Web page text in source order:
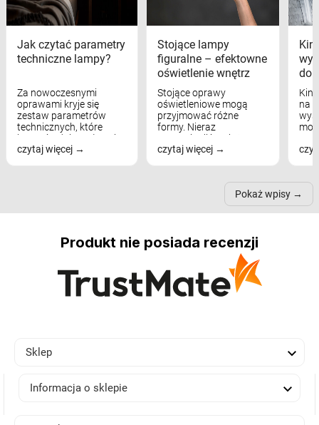
Jak czytać parametry
techniczne lampy?
Za nowoczesnymi
oprawami kryje się
zestaw parametrów
technicznych, które
bezpośrednio wpływają
na komfort widzenia,
czytaj więcej
Stojące lampy
figuralne – efektowne
oświetlenie wnętrz
Stojące oprawy
oświetleniowe mogą
przyjmować różne
formy. Nieraz
wspominaliśmy już
modele na łukowych
nich może przydać się w
czytaj więcej
na
Pokaż wpisy
Produkt nie posiada recenzji
Sklep 
Informacja o sklepie 